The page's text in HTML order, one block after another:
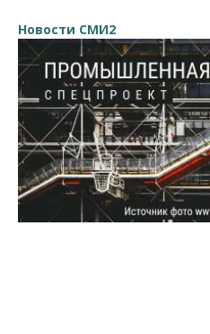
Новости СМИ2